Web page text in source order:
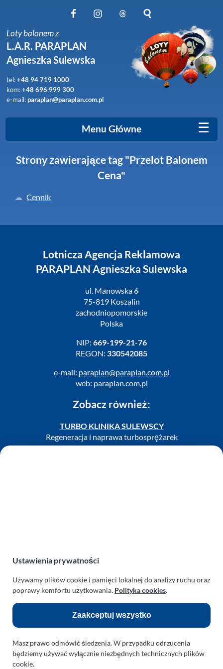
Obserwuj nas na Instagram
Obserwuj nas na Threads
Szukaj na stronie
Loty balonem z
L.A.R. PARAPLAN
Agnieszka Sulewska
tel:+48 94 719 1000
kom:+48 696 999 300
e-mail:paraplan@paraplan.com.pl
Menu Główne ☰
Strony zawierające tag "Przelot Balonem
Cena"
Cennik
Lotnicza Agencja Reklamowa
PARAPLAN Agnieszka Sulewska
ul. Manowska 6
75-819 Koszalin
zachodniopomorskie
Polska
NIP: 669-199-21-76
REGON: 330542085
e-mail: paraplan@paraplan.com.pl
web: paraplan.com.pl
Zobacz również:
TURBO KLINIKA SULEWSCY
Regeneracja i naprawa turbosprężarek
Odnośniki:
Flight Operations Consulting
Motopark Koszalin
Rodzina Wolarków
Ustawienia prywatności
Używamy plików cookie i pamięci lokalnej do analizy ruchu oraz
poprawy komfortu użytkowania. Polityka cookies.
Zaakceptuj wszystko
Masz prawo odmówić śledzenia. W przypadku odrzucenia
będziemy używać wyłącznie niezbędnych technicznych plików
cookie.